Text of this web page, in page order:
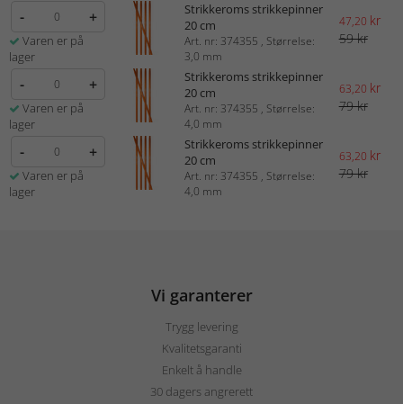
- +
Varen er på
lager
Strikkeroms strikkepinner
20 cm
Art. nr: 374355 , Størrelse:
3,0 mm
47,20 kr
59 kr
- +
Varen er på
lager
Strikkeroms strikkepinner
20 cm
Art. nr: 374355 , Størrelse:
4,0 mm
63,20 kr
79 kr
- +
Varen er på
lager
Strikkeroms strikkepinner
20 cm
Art. nr: 374355 , Størrelse:
4,0 mm
63,20 kr
79 kr
Vi garanterer
Trygg levering
Kvalitetsgaranti
Enkelt å handle
30 dagers angrerett